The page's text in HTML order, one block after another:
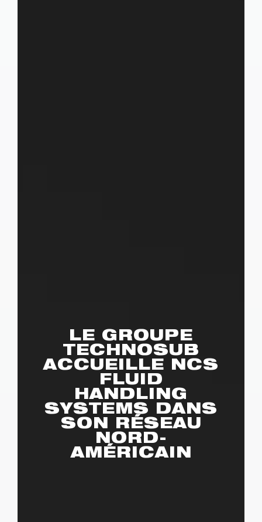
LE GROUPE
TECHNOSUB
ACCUEILLE NCS
FLUID
HANDLING
SYSTEMS DANS
SON RÉSEAU
NORD-
AMÉRICAIN